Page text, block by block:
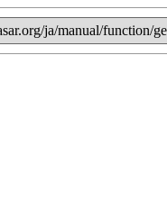
ja/manual/function/